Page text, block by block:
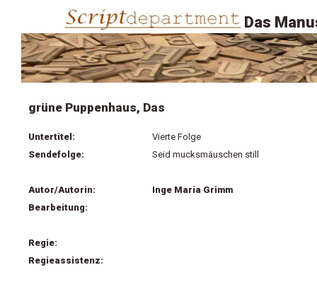
Das
grüne Puppenhaus, Das
Untertitel:
Vierte Folge
Sendefolge:
Seid mucksmäuschen still
Autor/Autorin:
Inge Maria Grimm
Bearbeitung:
Regie:
Regieassistenz: